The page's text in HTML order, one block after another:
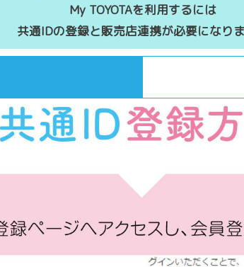
My TOYOTAを利用するには
共通IDの登録と販売店連携が必要になりま